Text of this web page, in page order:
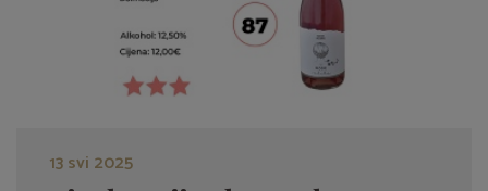
13 svi 2025